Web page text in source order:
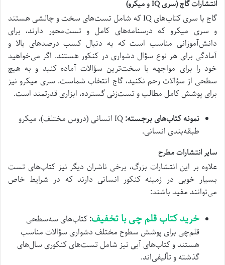
انتشارات گاج (سری IQ و میکرو)
گاج با سری کتاب‌های IQ که شامل تست‌های سخت و چالشی هستند
و سری میکرو که درسنامه‌های کامل و تست‌محور دارند، برای
دانش‌آموزانی مناسب است که به دنبال کسب درصدهای بالا و
آمادگی برای هر نوع سؤال دشواری در کنکور هستند. اگر می‌خواهید
خود را برای مواجهه با سخت‌ترین سؤالات آماده کنید و به هیچ
سطحی از سؤالات رحم نکنید، گاج انتخاب شماست. سری میکرو نیز
برای پوشش کامل مطالب و تست‌زنی گسترده، ابزاری قدرتمند است.
نمونه کتاب‌های برجسته:
IQ انسانی (دروس مختلف)، میکرو
طبقه‌بندی انسانی.
سایر انتشارات مطرح
علاوه بر این انتشارات بزرگ، برخی ناشران دیگر نیز کتاب‌های تست
بسیار خوبی در زمینه کنکور انسانی دارند که در شرایط خاص
می‌توانند مفید باشند:
خرید کتاب قلم چی با تخفیف:کتاب‌های سه‌سطحی
قلم‌چی برای پوشش سطوح مختلف دشواری سؤالات مناسب
هستند و کتاب‌های آبی نیز شامل تست‌های کنکوری سال‌های
گذشته و تألیفی‌اند.